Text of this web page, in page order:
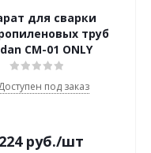
для сварки
труб
CM-01 ONLY
под заказ
руб./шт